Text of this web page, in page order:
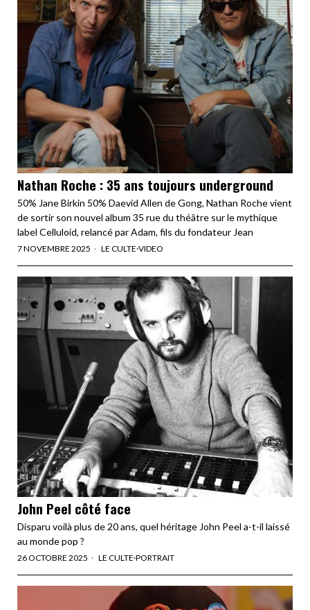
Nathan Roche : 35 ans toujours underground
50% Jane Birkin 50% Daevid Allen de Gong, Nathan Roche vient
de sortir son nouvel album 35 rue du théâtre sur le mythique
label Celluloid, relancé par Adam, fils du fondateur Jean
7 NOVEMBRE 2025 LE CULTE·VIDEO
John Peel côté face
Disparu voilà plus de 20 ans, quel héritage John Peel a-t-il laissé
au monde pop ?
26 OCTOBRE 2025 LE CULTE·PORTRAIT